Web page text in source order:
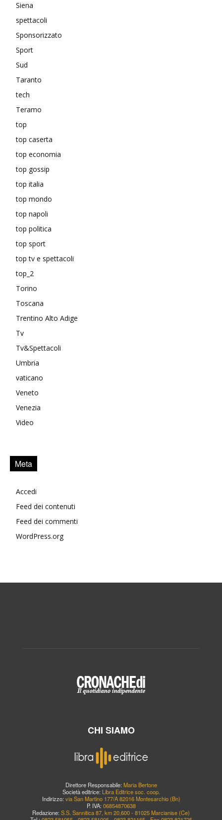
Siena
spettacoli
Sponsorizzato
Sport
Sud
Taranto
tech
Teramo
top
top caserta
top economia
top gossip
top italia
top mondo
top napoli
top politica
top sport
top tv e spettacoli
top_2
Torino
Toscana
Trentino Alto Adige
Tv
Tv&Spettacoli
Umbria
vaticano
Veneto
Venezia
Video
Meta
Accedi
Feed dei contenuti
Feed dei commenti
WordPress.org
CHI SIAMO
Direttore Responsabile: Maria Bertone
Società editrice: Libra Editrice soc. coop.
Indirizzo: via San Martino 177/A 82016 Montesarchio (Bn)
P. IVA: 06854870638
Redazione: S.S. Sannitica 87, km 20,600 - 81025 Marcianise (Ce)